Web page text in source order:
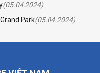
(05.04.2024)
Park(05.04.2024)